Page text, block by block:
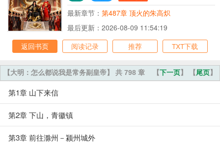
最新章节： 第487章 顶火的朱高炽
最后更新：2026-08-09 11:54:19
返回书页
阅读记录 推荐 TXT下载
【下一页】 【尾页】
【大明：怎么都说我是常务副皇帝】 共 798 章
第1章 山下来信
第2章 下山，青徽镇
第3章 前往滁州－颍州城外